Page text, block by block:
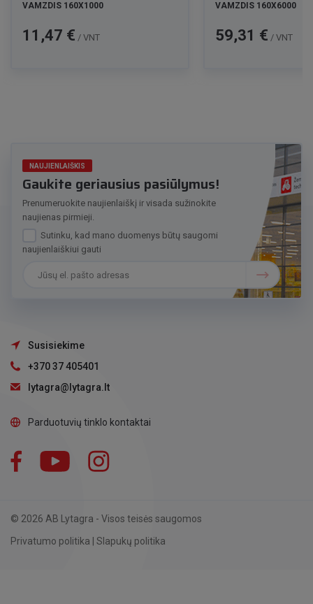
VAMZDIS 160X1000
Kaina
11,47 € / VNT
VAMZDIS 160X6000
Kaina
59,31 € / VNT
NAUJIENLAIŠKIS
Gaukite geriausius pasiūlymus!
Prenumeruokite naujienlaiškį ir visada sužinokite
naujienas pirmieji.
Sutinku, kad mano duomenys būtų saugomi
naujienlaiškiui gauti
Susisiekime
+370 37 405401
lytagra@lytagra.lt
Parduotuvių tinklo kontaktai
Facebook YouTube
© 2026 AB Lytagra - Visos teisės saugomos
Privatumo politika
Slapukų politika